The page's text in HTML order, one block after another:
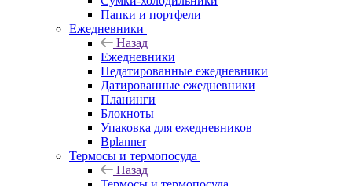
Папки и портфели
Ежедневники
Назад
Ежедневники
Недатированные ежедневники
Датированные ежедневники
Планинги
Блокноты
Упаковка для ежедневников
Bplanner
Термосы и термопосуда
Назад